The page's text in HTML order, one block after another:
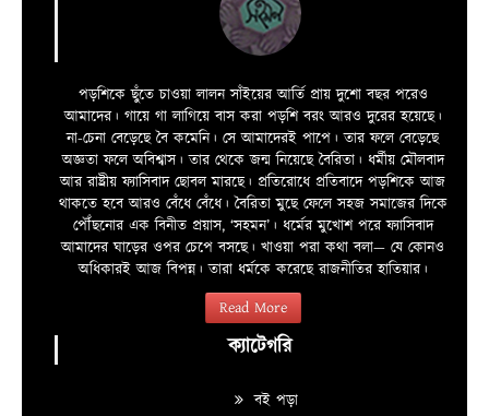
পড়শিকে ছুঁতে চাওয়া লালন সাঁইয়ের আর্তি প্রায় দুশো বছর পরেও
আমাদের। গায়ে গা লাগিয়ে বাস করা পড়শি বরং আরও দুরের হয়েছে।
না-চেনা বেড়েছে বৈ কমেনি। সে আমাদেরই পাপে। তার ফলে বেড়েছে
অজ্ঞতা ফলে অবিশ্বাস। তার থেকে জন্ম নিয়েছে বৈরিতা। ধর্মীয় মৌলবাদ
আর রাষ্ট্রীয় ফ্যাসিবাদ ছোবল মারছে। প্রতিরোধে প্রতিবাদে পড়শিকে আজ
থাকতে হবে আরও বেঁধে বেঁধে। বৈরিতা মুছে ফেলে সহজ সমাজের দিকে
পৌঁছনোর এক বিনীত প্রয়াস, ‘সহমন’। ধর্মের মুখোশ পরে ফ্যাসিবাদ
আমাদের ঘাড়ের ওপর চেপে বসছে। খাওয়া পরা কথা বলা—­­ যে কোনও
অধিকারই আজ বিপন্ন। তারা ধর্মকে করেছে রাজনীতির হাতিয়ার।
Read More
ক্যাটেগরি
বই পড়া